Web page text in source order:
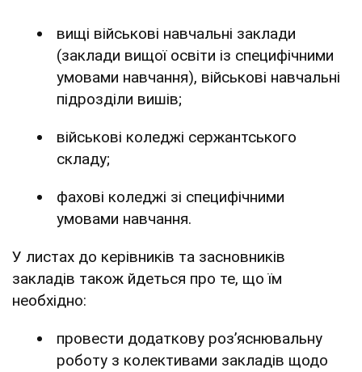
вищі військові навчальні заклади
(заклади вищої освіти із специфічними
умовами навчання), військові навчальні
підрозділи вишів;
військові коледжі сержантського
складу;
фахові коледжі зі специфічними
умовами навчання.
У листах до керівників та засновників
закладів також йдеться про те, що їм
необхідно:
провести додаткову роз’яснювальну
роботу з колективами закладів щодо